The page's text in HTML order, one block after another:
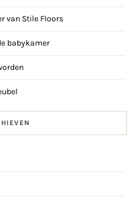
van Stile Floors
babykamer